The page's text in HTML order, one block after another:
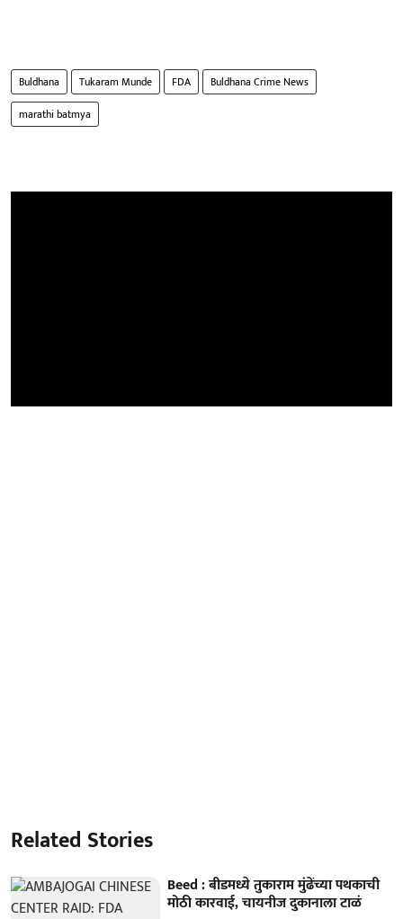
Buldhana Tukaram Munde FDA
Buldhana Crime News
marathi batmya
Related Stories
Beed : बीडमध्ये तुकाराम मुंढेंच्या पथकाची
मोठी कारवाई, चायनीज दुकानाला टाळं